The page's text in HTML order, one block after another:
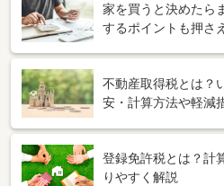
家を買うと決めたら
するポイントも押さ
不動産取得税とは？
安・計算方法や軽減
登録免許税とは？計
りやすく解説